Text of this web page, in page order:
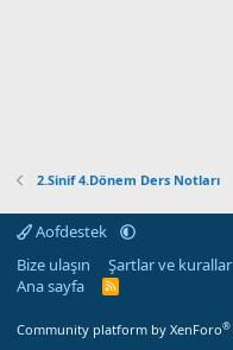
2.Sinif 4.Dönem Ders Notları
Aofdestek
Bize ulaşın
Şartlar ve kurallar
Ana sayfa
R
Community platform by XenForo®